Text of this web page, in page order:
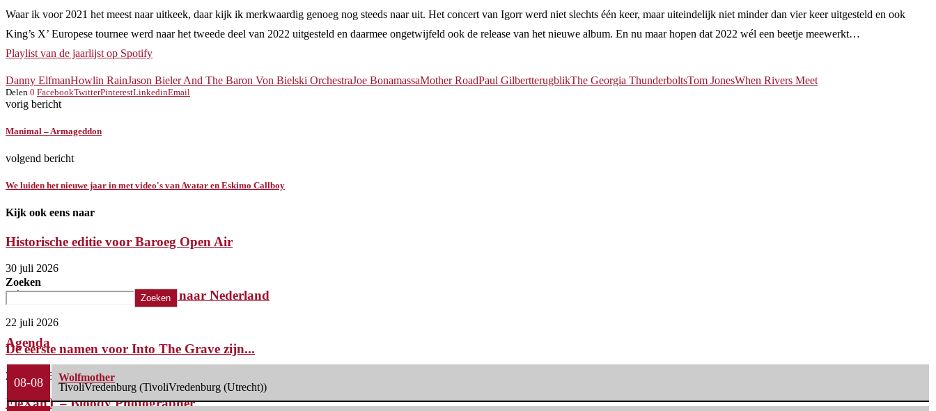
Waar ik voor 2021 het meest naar uitkeek, daar kijk ik merkwaardig genoeg nog steeds naar uit. Het concert van Igorr werd niet slechts één keer, maar uiteindelijk niet minder dan vier keer uitgesteld en ook
King’s X’ Europese tournee werd naar het tweede deel van 2022 uitgesteld en daarmee ongetwijfeld ook de release van het nieuwe album. En nu maar hopen dat 2022 wél een beetje meewerkt…
Playlist van de jaarlijst op Spotify
Danny ElfmanHowlin RainJason Bieler And The Baron Von Bielski OrchestraJoe BonamassaMother RoadPaul GilbertterugblikThe Georgia ThunderboltsTom JonesWhen Rivers Meet
Delen 0 FacebookTwitterPinterestLinkedinEmail
vorig bericht
Manimal – Armageddon
volgend bericht
We luiden het nieuwe jaar in met video's van Avatar en Eskimo Callboy
Kijk ook eens naar
Historische editie voor Baroeg Open Air
30 juli 2026
Killer komt met laatste album naar Nederland
22 juli 2026
De eerste namen voor Into The Grave zijn...
2 juli 2026
FleXanT – Bloody Photographer
Zoeken
Zoeken
Agenda
08-08
Wolfmother
TivoliVredenburg (TivoliVredenburg (Utrecht))